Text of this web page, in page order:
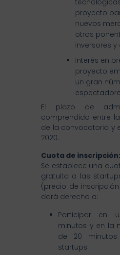
proyecto
nuevos
otros
inversores
Interés en
proyecto
un gran
El plazo de
comprendido entre
de la convocatoria y
2020.
Cuota de inscripción:
Se establece una
gratuita a las
(precio de inscripción
dará derecho a:
Participar en
minutos y en la
de 20
startups.